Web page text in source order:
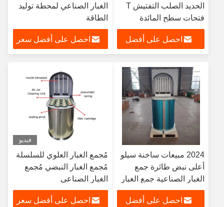
الحديد الصلب التفتيش T
فتحات سطح المائدة
احصل على أفضل
الغبار الصناعي لمحطة توليد
الطاقة
احصل على أفضل سعر
2024 مبيعات ساخنة سيلو
أعلى نبض طائرة جمع
الغبار الصناعية جمع الغبار
لمصنع الاسمنت
احصل على أفضل
فيديو
مُجمع الغبار العلوي للسلسلة
مُجمع الغبار النبضي مُجمع
الغبار الصناعي
احصل على أفضل سعر